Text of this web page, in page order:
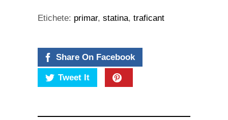
Etichete: primar, statina, traficant
Share On Facebook
Tweet It